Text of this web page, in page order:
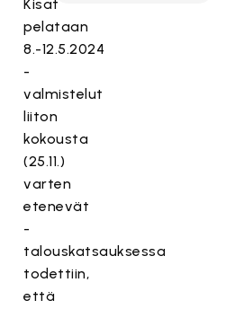
Kisat
pelataan
8.-12.5.2024
-
valmistelut
liiton
kokousta
(25.11.)
varten
etenevät
-
talouskatsauksessa
todettiin,
että